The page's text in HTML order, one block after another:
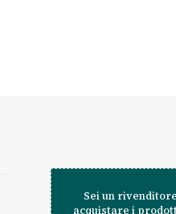
Sei un
acquistare i